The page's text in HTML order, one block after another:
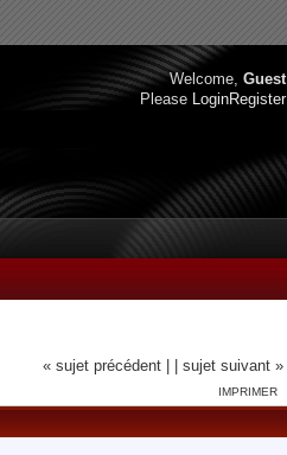
Welcome, Guest
Please LoginRegister
« sujet précédent | | sujet suivant »
IMPRIMER